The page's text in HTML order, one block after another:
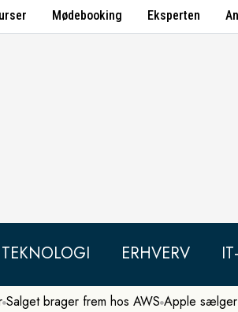
Mødebooking Eksperten
TEKNOLOGI ERHVERV
Salget brager frem hos AWS Apple